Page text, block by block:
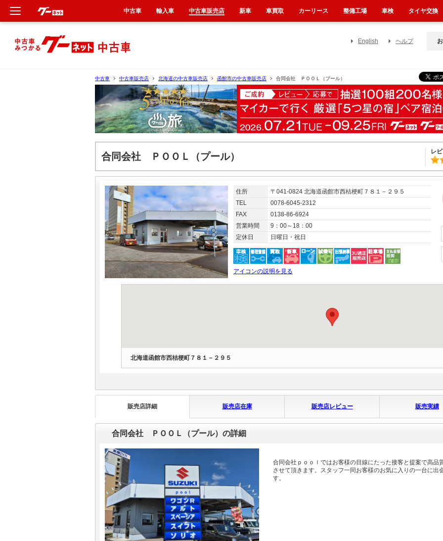
English ヘルプ
中古車 中古車販売店 北海道の中古車販売店 函館市の中古車販売店 合同会社 ＰＯＯＬ（プール）
合同会社 ＰＯＯＬ（プール） レ
住所
〒041-0824 北海道函館市西桔梗町７８１－２９５
TEL
0078-6045-2312
FAX
0138-86-6924
営業時間
9：00～18：00
定休日
日曜日・祝日
アイコンの説明を見る
北海道函館市西桔梗町７８１－２９５
販売店詳細 販売店在庫 販売店レビュー 販売実績
合同会社 ＰＯＯＬ（プール）の詳細
合同会社ｐｏｏｌではお客様の目線にたった接客と提案で高品
させて頂きます。スタッフ一同お客様のお気に入りの一台に出
す。
中古車 輸入車 中古車販売店 新車 車買取 カーリース 整備工場 車検 タイヤ交換
新車